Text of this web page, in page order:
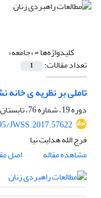
کلیدواژه‌ها =«جامعه»
تعداد مقالات: 1
تاملی بر نظریه ی
دوره 19، شماره 76، تابستان 1396، صفحه
JWSS.2017.57622
فرج الله هدایت نیا
مشاهده مقاله
اصل